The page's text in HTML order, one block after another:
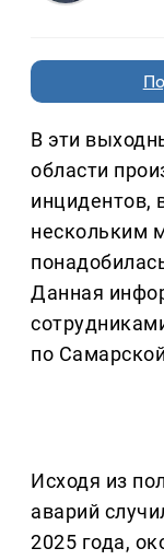
В эти
области
инцидентов,
нескольким
Данная
по
Исходя из
аварий
2025 года,